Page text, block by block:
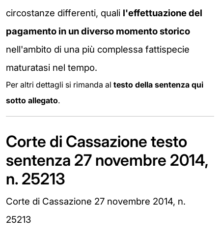
circostanze differenti, quali l'effettuazione del
pagamento in un diverso momento storico
nell'ambito di una più complessa fattispecie
maturatasi nel tempo.
Per altri dettagli si rimanda al testo della sentenza qui
sotto allegato.
Corte di Cassazione testo
sentenza 27 novembre 2014,
n. 25213
Corte di Cassazione 27 novembre 2014, n.
25213